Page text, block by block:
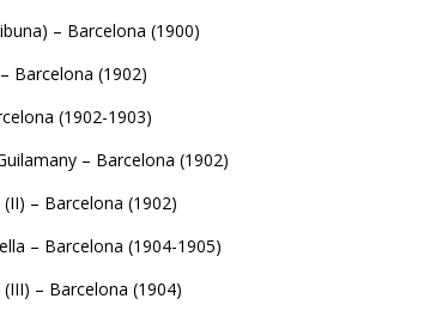
– Barcelona (1900)
Barcelona (1902)
(1902-1903)
– Barcelona (1902)
– Barcelona (1902)
– Barcelona (1904-1905)
– Barcelona (1904)